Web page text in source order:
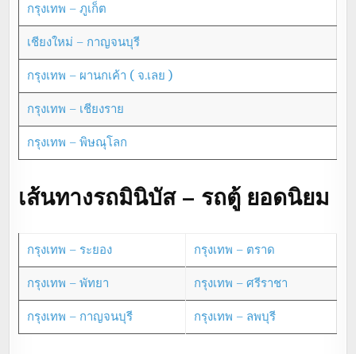
กรุงเทพ – ภูเก็ต
เชียงใหม่ – กาญจนบุรี
กรุงเทพ – ผานกเค้า ( จ.เลย )
กรุงเทพ – เชียงราย
กรุงเทพ – พิษณุโลก
เส้นทางรถมินิบัส – รถตู้ ยอดนิยม
กรุงเทพ – ระยอง กรุงเทพ – ตราด
กรุงเทพ – พัทยา กรุงเทพ – ศรีราชา
กรุงเทพ – กาญจนบุรี กรุงเทพ – ลพบุรี